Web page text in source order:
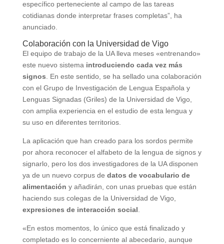
específico perteneciente al campo de las tareas
cotidianas donde interpretar frases completas”, ha
anunciado.
Colaboración con la Universidad de Vigo
El equipo de trabajo de la UA lleva meses «entrenando»
este nuevo sistema introduciendo cada vez más
signos . En este sentido, se ha sellado una colaboración
con el Grupo de Investigación de Lengua Española y
Lenguas Signadas (Griles) de la Universidad de Vigo,
con amplia experiencia en el estudio de esta lengua y
su uso en diferentes territorios.
La aplicación que han creado para los sordos permite
por ahora reconocer el alfabeto de la lengua de signos y
signarlo, pero los dos investigadores de la UA disponen
ya de un nuevo corpus de datos de vocabulario de
alimentación y añadirán, con unas pruebas que están
haciendo sus colegas de la Universidad de Vigo,
expresiones de interacción social
«En estos momentos, lo único que está finalizado y
completado es lo concerniente al abecedario, aunque